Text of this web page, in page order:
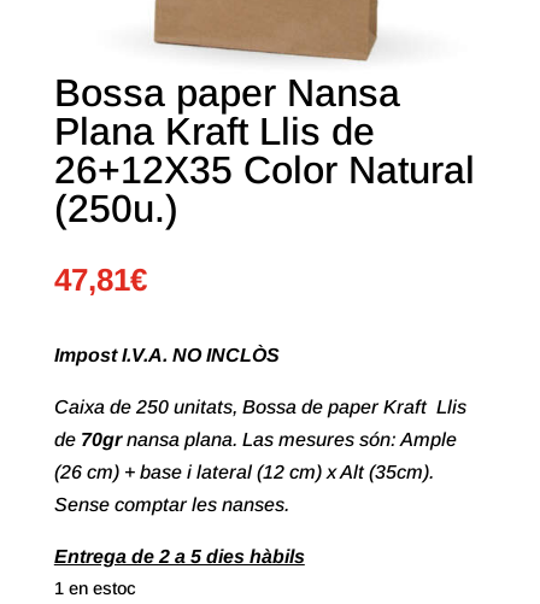
Bossa paper Nansa
Plana Kraft Llis de
26+12X35 Color Natural
(250u.)
47,81€
Impost I.V.A. NO INCLÒS
Caixa de 250 unitats, Bossa de paper Kraft Llis
de 70grnansa plana. Las mesures són: Ample
(26 cm) + base i lateral (12 cm) x Alt (35cm).
Sense comptar les nanses.
Entrega de 2 a 5 dies hàbils
1 en estoc